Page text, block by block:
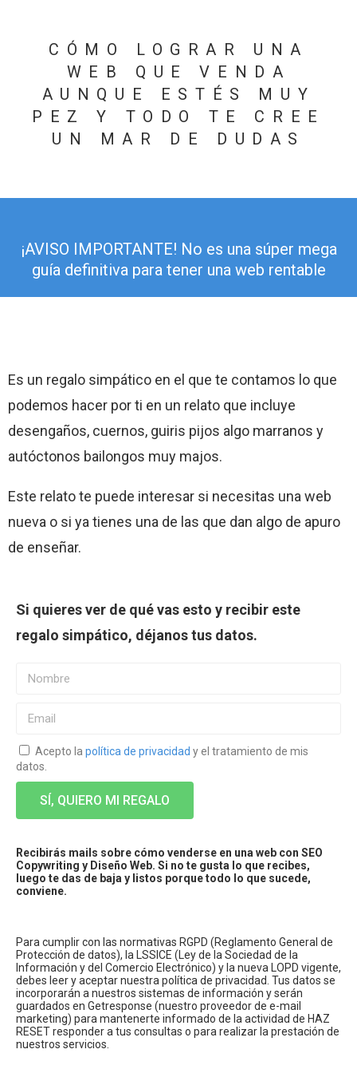
CÓMO LOGRAR UNA
WEB QUE VENDA
AUNQUE ESTÉS MUY
PEZ Y TODO TE CREE
UN MAR DE DUDAS
¡AVISO IMPORTANTE! No es una súper mega
guía definitiva para tener una web rentable
Es un regalo simpático en el que te contamos lo que
podemos hacer por ti en un relato que incluye
desengaños, cuernos, guiris pijos algo marranos y
autóctonos bailongos muy majos.
Este relato te puede interesar si necesitas una web
nueva o si ya tienes una de las que dan algo de apuro
de enseñar.
Si quieres ver de qué vas esto y recibir este
regalo simpático, déjanos tus datos.
Acepto la política de privacidad y el tratamiento de mis
datos.
SÍ, QUIERO MI REGALO
Recibirás mails sobre cómo venderse en una web con SEO
Copywriting y Diseño Web. Si no te gusta lo que recibes,
luego te das de baja y listos porque todo lo que sucede,
conviene.
Para cumplir con las normativas RGPD (Reglamento General de
Protección de datos), la LSSICE (Ley de la Sociedad de la
Información y del Comercio Electrónico) y la nueva LOPD vigente,
debes leer y aceptar nuestra política de privacidad. Tus datos se
incorporarán a nuestros sistemas de información y serán
guardados en Getresponse (nuestro proveedor de e-mail
marketing) para mantenerte informado de la actividad de HAZ
RESET responder a tus consultas o para realizar la prestación de
nuestros servicios.